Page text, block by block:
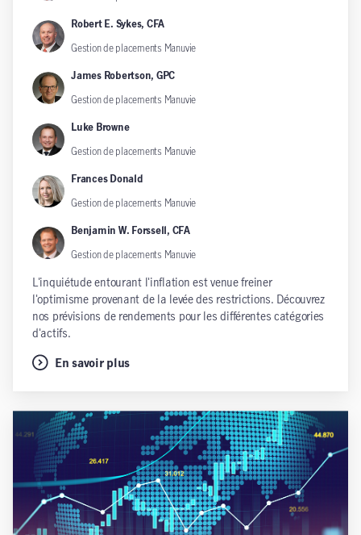
Robert E. Sykes, CFA
Gestion de placements Manuvie
James Robertson, GPC
Gestion de placements Manuvie
Luke Browne
Gestion de placements Manuvie
Frances Donald
Gestion de placements Manuvie
Benjamin W. Forssell, CFA
Gestion de placements Manuvie
L'inquiétude entourant l'inflation est venue freiner
l'optimisme provenant de la levée des restrictions. Découvrez
nos prévisions de rendements pour les différentes catégories
d'actifs.
En savoir plus